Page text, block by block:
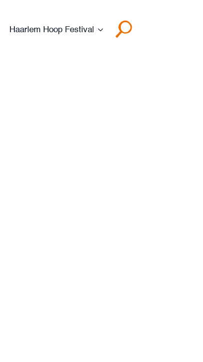
Haarlem Hoop Festival